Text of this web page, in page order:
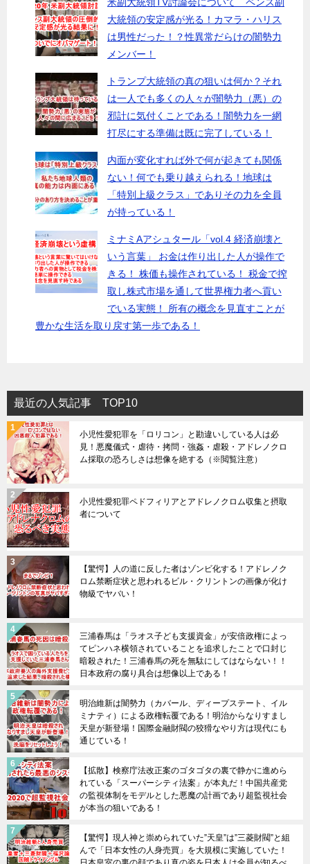
大統領の安定感が光る！カマラ・ハリス
は男性だった！？性異常だらけの闇勢力
メンバー！
トランプ大統領の真の狙いは何か？それ
は一人でも多くの人々が闇勢力（悪）の
邪計に気付くことである！闇勢力を一網
打尽にする準備は既に完了している！
内面が変化すれば外で何が起きても関係
ない！何でも乗り越えられる！地球は
「特別上級クラス」でありその力を全員
が持っている！
ミナミAアシュタール「vol.4 経済崩壊と
いう言葉」 お金は作り出した人が操作で
きる！ 株価も操作されている！ 税金で搾
取し株式市場を通して世界権力者へ貢い
でいる実態！ 所有の概念を見直すことが
豊かな生活を取り戻す第一歩である！
最近の人気記事 TOP10
小児性愛犯罪を「ロリコン」と勘違いしている人は必
見！悪魔儀式・虐待・拷問・強姦・虐殺・アドレノクロ
ム採取の恐ろしさは想像を絶する（※閲覧注意）
小児性愛犯罪ペドフィリアとアドレノクロム収集と摂取
者について
【驚愕】人の道に反した者はゾンビ化する！アドレノク
ロム禁断症状と思われるビル・クリントンの画像が化け
物級でヤバい！
三浦春馬は「ラオス子ども支援資金」が安倍政権によっ
てピンハネ横領されていることを追求したことで口封じ
暗殺された！三浦春馬の死を無駄にしてはならない！！
日本政府の腐り具合は想像以上である！
明治維新は闇勢力（カバール、ディープステート、イル
ミナティ）による政権転覆である！明治からなりすまし
天皇が新登場！国際金融財閥の狡猾なやり方は現代にも
通じている！
【拡散】検察庁法改正案のゴタゴタの裏で静かに進めら
れている「スーパーシティ法案」が本丸だ！中国共産党
の監視体制をモデルとした悪魔の計画であり超監視社会
が本当の狙いである！
【驚愕】現人神と崇められていた”天皇”は”三菱財閥”と組
んで「日本女性の人身売買」を大規模に実施していた！